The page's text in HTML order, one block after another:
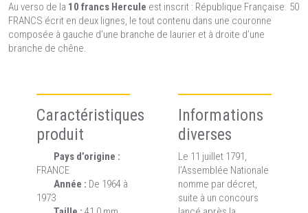
Au verso de la 10 francs Hercule est inscrit : République Française. 50
FRANCS écrit en deux lignes, le tout contenu dans une couronne
composée à gauche d’une branche de laurier et à droite d’une
branche de chêne.
Caractéristiques
produit
Pays d’origine :
FRANCE
Année : De 1964 à
1973
Informations
diverses
Le 11 juillet 1791,
l’Assemblée Nationale
nomme par décret,
suite à un concours